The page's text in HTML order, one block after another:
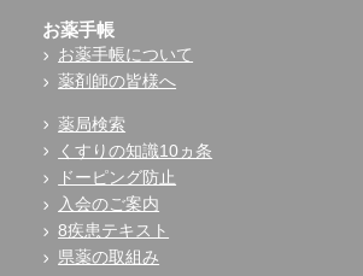
お薬手帳
お薬手帳について
薬剤師の皆様へ
薬局検索
くすりの知識10ヵ条
ドーピング防止
入会のご案内
8疾患テキスト
県薬の取組み